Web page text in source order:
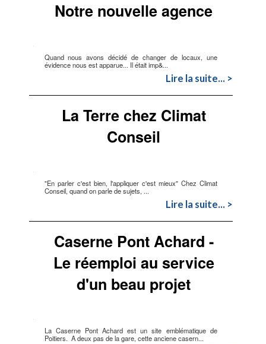
Notre nouvelle agence
Quand nous avons décidé de changer de locaux, une
évidence nous est apparue... Il était imp&...
Lire la suite... >
La Terre chez Climat
Conseil
"En parler c'est bien, l'appliquer c'est mieux" Chez Climat
Conseil, quand on parle de sujets, ...
Lire la suite... >
Caserne Pont Achard -
Le réemploi au service
d'un beau projet
La Caserne Pont Achard est un site emblématique de
Poitiers. A deux pas de la gare, cette anciene casern...